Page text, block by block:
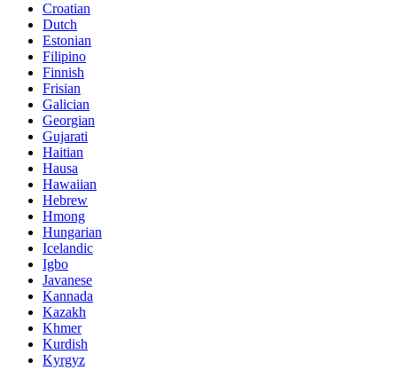
Croatian
Dutch
Estonian
Filipino
Finnish
Frisian
Galician
Georgian
Gujarati
Haitian
Hausa
Hawaiian
Hebrew
Hmong
Hungarian
Icelandic
Igbo
Javanese
Kannada
Kazakh
Khmer
Kurdish
Kyrgyz